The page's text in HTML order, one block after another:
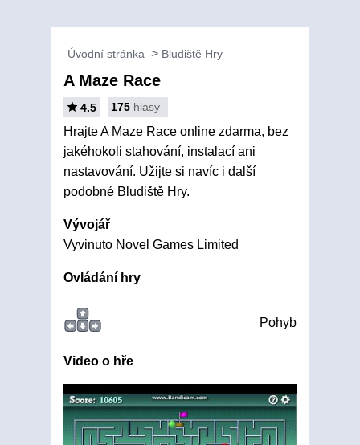
Úvodní stránka Bludiště Hry
A Maze Race
4.5 175 hlasy
Hrajte A Maze Race online zdarma, bez
jakéhokoli stahování, instalací ani
nastavování. Užijte si navíc i další
podobné Bludiště Hry.
Vývojář
Vyvinuto Novel Games Limited
Ovládání hry
Pohyb
Video o hře